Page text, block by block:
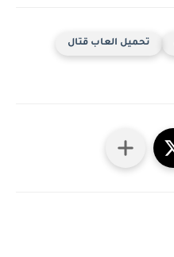
تحميل العاب قتال